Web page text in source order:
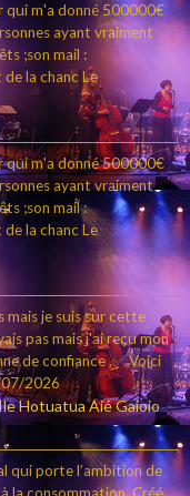
qui m'a donné 500000€
ayant vraiment
;son mail :
la chanc Le
qui m'a donné 500000€
ayant vraiment
;son mail :
la chancLe
mais je suis sur cette
pas mais j'ai reçu mon
de confiance ,✅ Voici
2026
Hotuatua Aié Gaioio
qui porte l’ambition de